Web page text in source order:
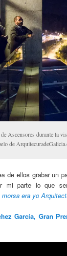
Ascensores durante la
de
de ellos grabar un
mi parte lo que
morsa era yo
García, Gran